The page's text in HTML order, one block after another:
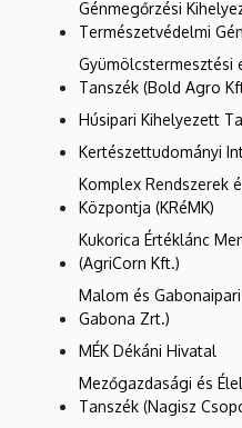
Génmegőrzési
Természetvédelmi
Gyümölcstermesztési
Tanszék (Bold Agro
Húsipari Kihelyezett
Kertészettudományi
Komplex Rendszerek
Központja (KRéMK)
Kukorica Értéklánc
(AgriCorn Kft.)
Malom és
Gabona Zrt.)
MÉK Dékáni Hivatal
Mezőgazdasági és
Tanszék (Nagisz